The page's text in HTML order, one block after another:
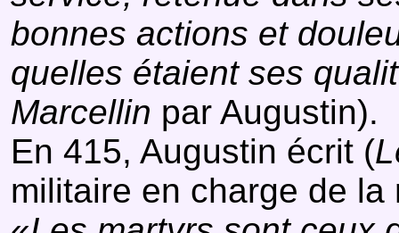
bonnes actions et
quelles étaient ses
Marcellin par Augustin).
En 415, Augustin écrit (
militaire en charge de